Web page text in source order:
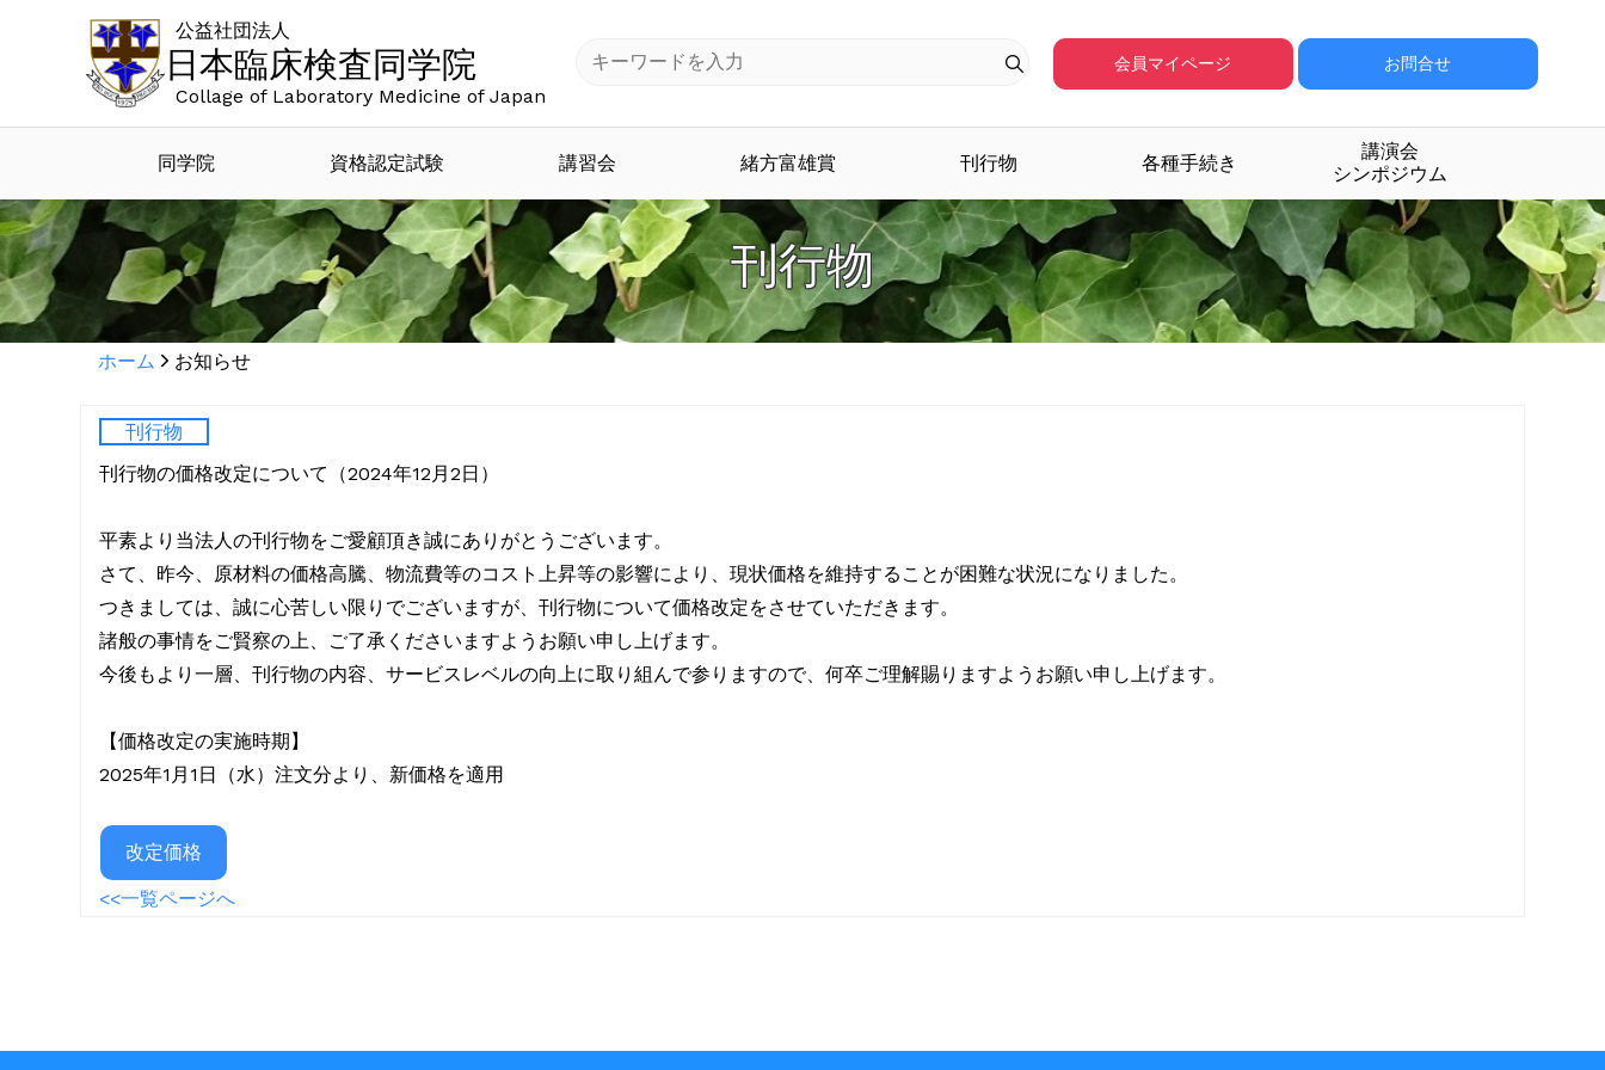
日本臨床検査同学院
公益社団法人
Collage of Laboratory Medicine of Japan
会員マイページ お問合せ
同学院 資格認定試験 講習会 緒方富雄賞 刊行物 各種手続き
講演会
シンポジウム
刊行物
ホーム お知らせ
刊行物
刊行物の価格改定について（2024年12月2日）
平素より当法人の刊行物をご愛顧頂き誠にありがとうございます。
さて、昨今、原材料の価格高騰、物流費等のコスト上昇等の影響により、現状価格を維持することが困難な状況になりました。
つきましては、誠に心苦しい限りでございますが、刊行物について価格改定をさせていただきます。
諸般の事情をご賢察の上、ご了承くださいますようお願い申し上げます。
今後もより一層、刊行物の内容、サービスレベルの向上に取り組んで参りますので、何卒ご理解賜りますようお願い申し上げます。
【価格改定の実施時期】
2025年1月1日（水）注文分より、新価格を適用
改定価格
<<一覧ページへ